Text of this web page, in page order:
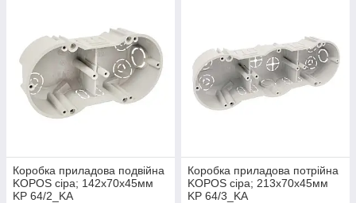
Коробка приладова подвійна
KOPOS сіра; 142х70х45мм
KP 64/2_KA
Коробка приладова потрійна
KOPOS сіра; 213х70х45мм
KP 64/3_KA